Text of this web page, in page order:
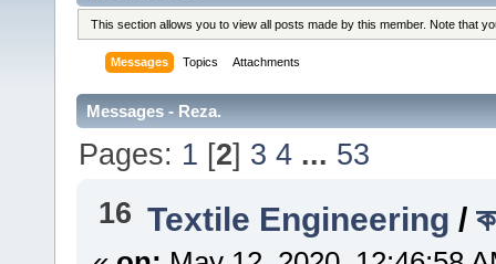
This section allows you to view all posts made by this member. Note that
Messages Topics Attachments
Messages - Reza.
Pages: 1 [2] 3 4 ... 53
16 Textile Engineering /